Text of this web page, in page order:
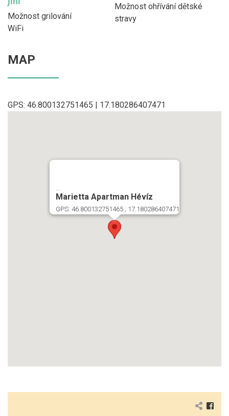
Možnost ohřívání dětské
stravy
Možnost grilování
WiFi
MAP
GPS: 46.800132751465 | 17.180286407471
...
Marietta Apartman Hévíz
GPS: 46.800132751465 ; 17.180286407471